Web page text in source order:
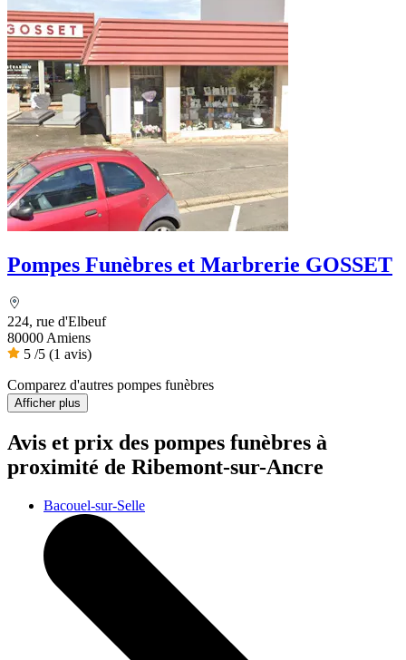
Pompes Funèbres et Marbrerie GOSSET
224, rue d'Elbeuf
80000 Amiens
5 /5 (1 avis)
Comparez d'autres pompes funèbres
Afficher plus
Avis et prix des pompes funèbres à
proximité de Ribemont-sur-Ancre
Bacouel-sur-Selle